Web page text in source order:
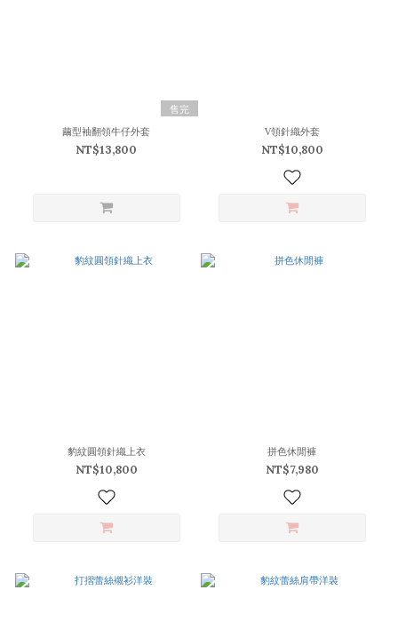
售完
繭型袖翻領牛仔外套
NT$13,800
V領針織外套
NT$10,800
豹紋圓領針織上衣
NT$10,800
拼色休閒褲
NT$7,980